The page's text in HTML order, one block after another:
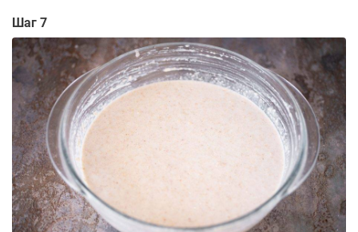
Шаг 7